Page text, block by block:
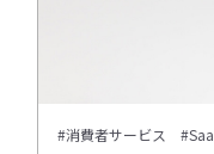
#消費者サービス